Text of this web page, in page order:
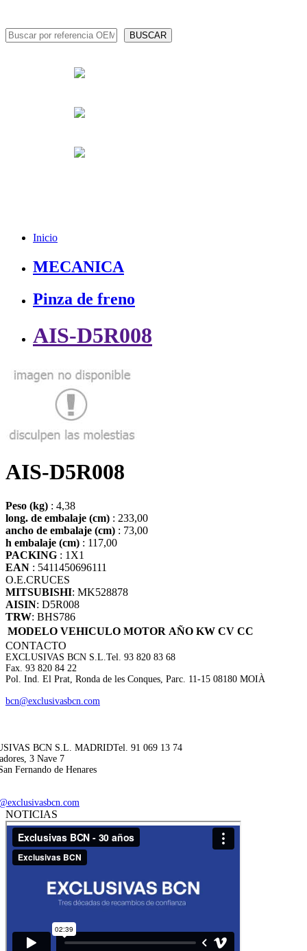
Inicio
MECANICA
Pinza de freno
AIS-D5R008
AIS-D5R008
Peso (kg) : 4,38
long. de embalaje (cm) : 233,00
ancho de embalaje (cm) : 73,00
h embalaje (cm) : 117,00
PACKING : 1X1
EAN : 5411450696111
O.E.CRUCES
MITSUBISHI: MK528878
AISIN: D5R008
TRW: BHS786
MODELO VEHICULO MOTOR AÑO KW CV CC
CONTACTO
EXCLUSIVAS BCN S.L. Tel. 93 820 83 68
Fax. 93 820 84 22
Pol. Ind. El Prat, Ronda de les Conques, Parc. 11-15 08180 MOIÀ
bcn@exclusivasbcn.com
BCN S.L. MADRIDTel. 91 069 13 74
3 Nave 7
Fernando de Henares
NOTICIAS